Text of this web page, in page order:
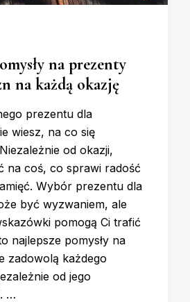
na prezenty
na każdą okazję
prezentu dla
wiesz, na co się
od okazji,
na coś, co sprawi radość
Wybór prezentu dla
być wyzwaniem, ale
pomogą Ci trafić
najlepsze pomysły na
zadowolą każdego
od jego
…